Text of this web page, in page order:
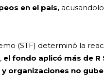
en el país,
(STF) determinó la
el fondo aplicó más de R
organizaciones no